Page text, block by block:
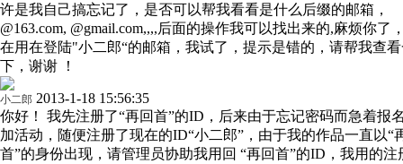
许是我自己搞忘记了，是否可以帮我看看是什么后缀的邮箱，
@163.com, @gmail.com,,,,后面的操作我可以找出来的,麻烦你了
在用在登陆"小二郎“的邮箱，我试了，提示是错的，请帮我查看
下，谢谢 ！
小二郎 2013-1-18 15:56:35
你好！ 我先注册了“再回首”的ID，后来由于忘记密码而急着报
加活动，随便注册了现在的ID“小二郎”，由于我的作品一直以“
首”的身份出现，请管理员协助我用回 “再回首”的ID，我用的注